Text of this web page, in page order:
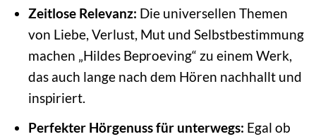
Zeitlose Relevanz: Die universellen Themen
von Liebe, Verlust, Mut und Selbstbestimmung
machen „Hildes Beproeving“ zu einem Werk,
das auch lange nach dem Hören nachhallt und
inspiriert.
Perfekter Hörgenuss für unterwegs: Egal ob